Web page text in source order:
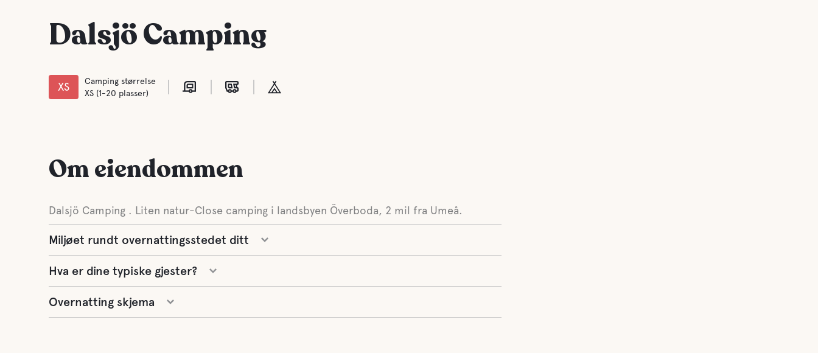
Dalsjö Camping
XS
Camping størrelse
XS (1-20 plasser)
Om eiendommen
Dalsjö Camping . Liten natur-Close camping i landsbyen Överboda, 2 mil fra Umeå.
Miljøet rundt overnattingsstedet ditt
Hva er dine typiske gjester?
Overnatting skjema